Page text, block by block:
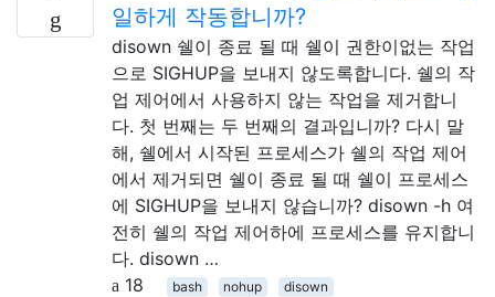
일하게 작동합니까?
disown 쉘이 종료 될 때 쉘이 권한이없는 작업
으로 SIGHUP을 보내지 않도록합니다. 쉘의 작
업 제어에서 사용하지 않는 작업을 제거합니
다. 첫 번째는 두 번째의 결과입니까? 다시 말
해, 쉘에서 시작된 프로세스가 쉘의 작업 제어
에서 제거되면 쉘이 종료 될 때 쉘이 프로세스
에 SIGHUP을 보내지 않습니까? disown -h 여
전히 쉘의 작업 제어하에 프로세스를 유지합니
다. disown …
18
bash nohup disown